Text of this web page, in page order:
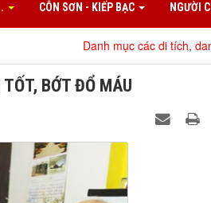
CÔN SƠN - KIẾP BẠC NGƯỜI
Danh mục các di tích, danh thắng, lễ
BỚT ĐỔ MÁU